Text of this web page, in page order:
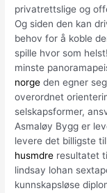
privatrettslige og
Og siden den kan
behov for å koble
spille hvor som
minste
norge den egner
overordnet
selskapsformer,
Asmaløy Bygg er
levere det billigste
husmdre resultatet
lindsay lohan
kunnskapsløse